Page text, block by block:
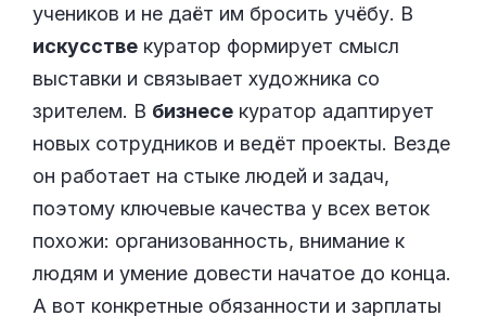
учеников и не даёт им бросить учёбу. В
искусстве куратор формирует смысл
выставки и связывает художника со
зрителем. В бизнесе куратор адаптирует
новых сотрудников и ведёт проекты. Везде
он работает на стыке людей и задач,
поэтому ключевые качества у всех веток
похожи: организованность, внимание к
людям и умение довести начатое до конца.
А вот конкретные обязанности и зарплаты